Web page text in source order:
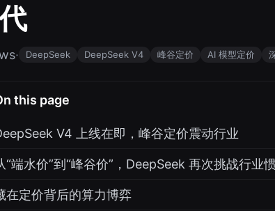
· DeepSeek DeepSeek V4 峰谷定价 AI 模型定价
this page
V4 上线在即，峰谷定价震动行业
“端水价”到“峰谷价”，DeepSeek 再次挑战行业
在定价背后的算力博弈